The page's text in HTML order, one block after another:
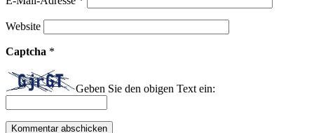
Website
Captcha *
Geben Sie den obigen Text ein: